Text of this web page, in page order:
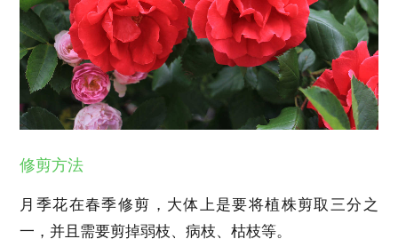
修剪方法
月季花在春季修剪，大体上是要将植株剪取三分之
一，并且需要剪掉弱枝、病枝、枯枝等。